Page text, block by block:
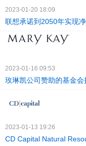
2023-01-20 18:09
联想承诺到2050年实现
2023-01-16 09:53
玫琳凯公司赞助的基金
2023-01-13 19:26
CD Capital Natural